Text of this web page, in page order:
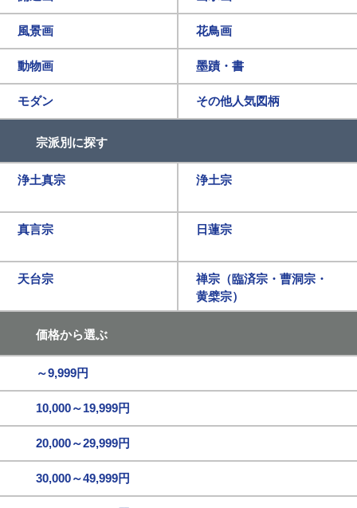
風景画 花鳥画
動物画 墨蹟・書
モダン その他人気図柄
宗派別に探す
浄土真宗 浄土宗
真言宗 日蓮宗
天台宗
禅宗（臨済宗・曹洞宗・
黄檗宗）
価格から選ぶ
～9,999円
10,000～19,999円
20,000～29,999円
30,000～49,999円